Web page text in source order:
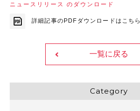
ニュースリリース のダウンロード
詳細記事のPDFダウンロードはこちら
一覧に戻る
Category